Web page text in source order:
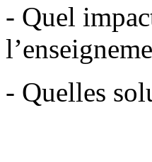
- Quel
- Quelles